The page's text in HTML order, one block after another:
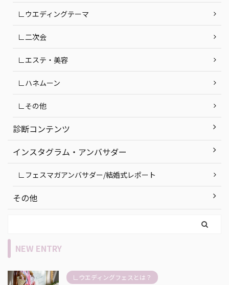
∟ウエディングテーマ
∟二次会
∟エステ・美容
∟ハネムーン
∟その他
診断コンテンツ
インスタグラム・アンバサダー
∟フェスマガアンバサダー/結婚式レポート
その他
NEW ENTRY
∟ウエディングフェスとは？